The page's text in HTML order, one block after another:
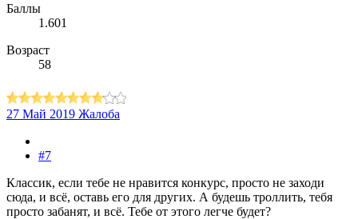
Баллы
1.601
Возраст
58
27 Май 2019 Жалоба
#7
Классик, если тебе не нравится конкурс, просто не заходи
сюда, и всё, оставь его для других. А будешь троллить, тебя
просто забанят, и всё. Тебе от этого легче будет?